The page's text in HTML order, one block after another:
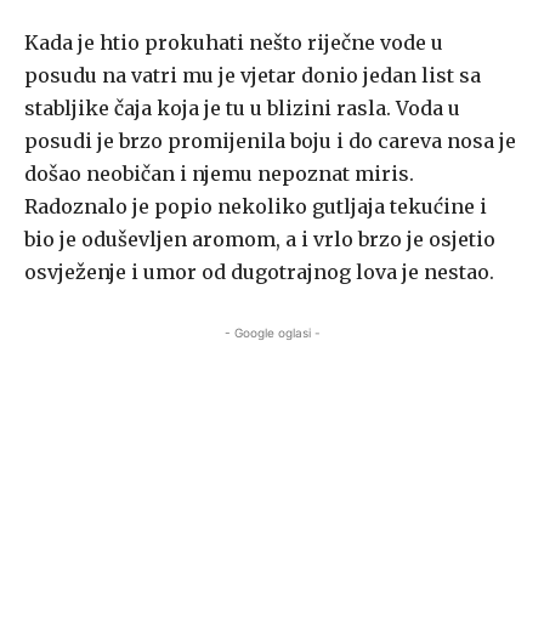
Kada je htio prokuhati nešto riječne vode u
posudu na vatri mu je vjetar donio jedan list sa
stabljike čaja koja je tu u blizini rasla. Voda u
posudi je brzo promijenila boju i do careva nosa je
došao neobičan i njemu nepoznat miris.
Radoznalo je popio nekoliko gutljaja tekućine i
bio je oduševljen aromom, a i vrlo brzo je osjetio
osvježenje i umor od dugotrajnog lova je nestao.
- Google oglasi -